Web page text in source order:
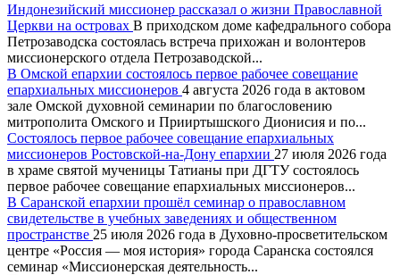
Индонезийский миссионер рассказал о жизни Православной
Церкви на островах В приходском доме кафедрального собора
Петрозаводска состоялась встреча прихожан и волонтеров
миссионерского отдела Петрозаводской...
В Омской епархии состоялось первое рабочее совещание
епархиальных миссионеров 4 августа 2026 года в актовом
зале Омской духовной семинарии по благословению
митрополита Омского и Прииртышского Дионисия и по...
Состоялось первое рабочее совещание епархиальных
миссионеров Ростовской-на-Дону епархии 27 июля 2026 года
в храме святой мученицы Татианы при ДГТУ состоялось
первое рабочее совещание епархиальных миссионеров...
В Саранской епархии прошёл семинар о православном
свидетельстве в учебных заведениях и общественном
пространстве 25 июля 2026 года в Духовно-просветительском
центре «Россия — моя история» города Саранска состоялся
семинар «Миссионерская деятельность...